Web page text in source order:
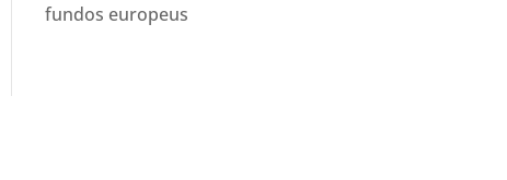
fundos europeus